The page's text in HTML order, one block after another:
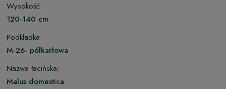
Wysokość:
120-140 cm
Podkładka:
M-26- półkarłowa
Nazwa łacińska:
Malus domestica